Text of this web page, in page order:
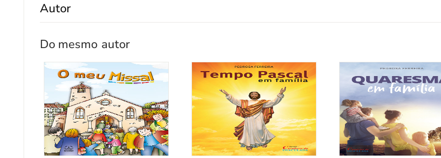
Autor
Do mesmo autor